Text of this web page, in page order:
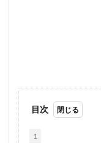
目次
1